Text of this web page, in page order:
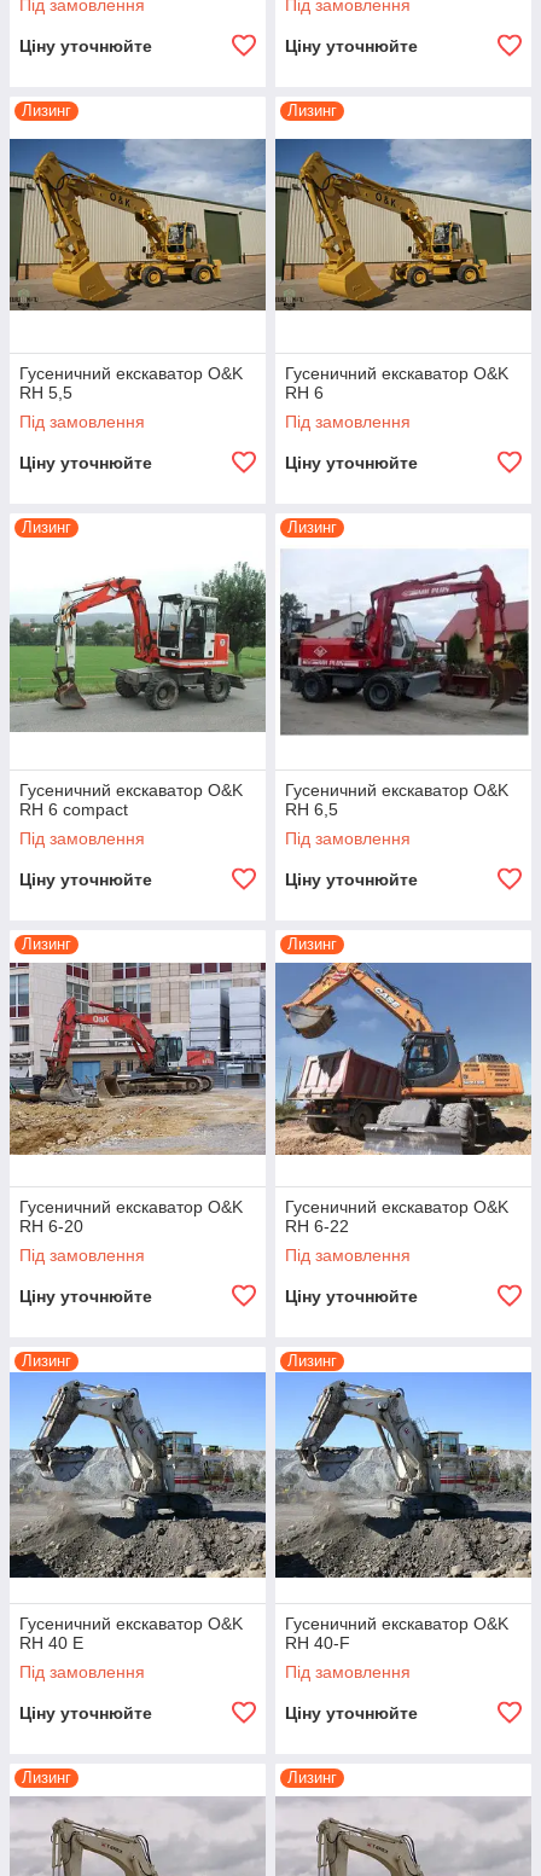
Під замовлення
Ціну уточнюйте
Під замовлення
Ціну уточнюйте
Лизинг
Гусеничний екскаватор O&K
RH 5,5
Під замовлення
Ціну уточнюйте
Лизинг
Гусеничний екскаватор O&K
RH 6
Під замовлення
Ціну уточнюйте
Лизинг
Гусеничний екскаватор O&K
RH 6 compact
Під замовлення
Ціну уточнюйте
Лизинг
Гусеничний екскаватор O&K
RH 6,5
Під замовлення
Ціну уточнюйте
Лизинг
Гусеничний екскаватор O&K
RH 6-20
Під замовлення
Ціну уточнюйте
Лизинг
Гусеничний екскаватор O&K
RH 6-22
Під замовлення
Ціну уточнюйте
Лизинг
Гусеничний екскаватор O&K
RH 40 E
Під замовлення
Ціну уточнюйте
Лизинг
Гусеничний екскаватор O&K
RH 40-F
Під замовлення
Ціну уточнюйте
Лизинг Лизинг